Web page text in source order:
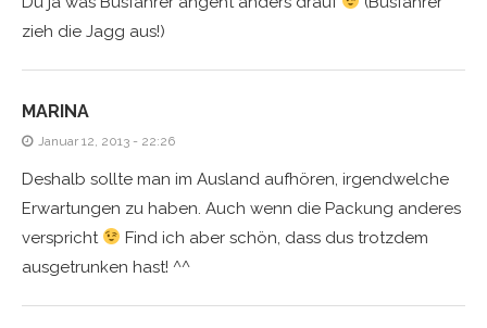
zieh die Jagg aus!)
MARINA
Januar 12, 2013 - 22:26
Deshalb sollte man im Ausland aufhören, irgendwelche
Erwartungen zu haben. Auch wenn die Packung anderes
verspricht
Find ich aber schön, dass dus trotzdem
ausgetrunken hast! ^^